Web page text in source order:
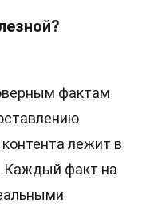
фактам
лежит в
Каждый факт на